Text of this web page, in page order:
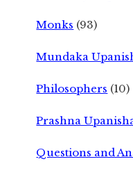
Monks (93)
Mundaka
Philosophers (10)
Prashna
Questions and